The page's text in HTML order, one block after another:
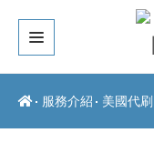
關於我們
服務介紹 美國代刷